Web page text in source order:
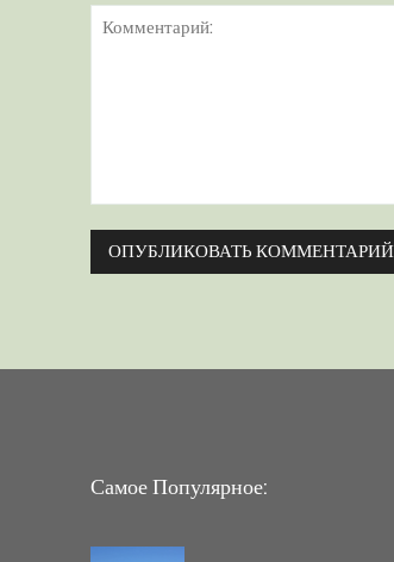
Самое Популярное: